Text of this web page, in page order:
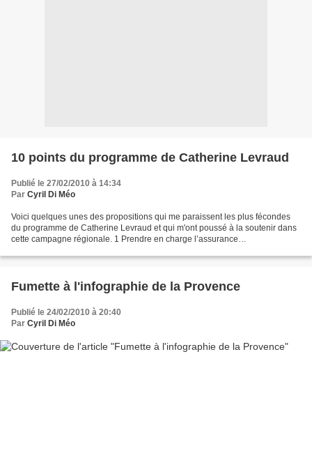
10 points du programme de Catherine Levraud
Publié le 27/02/2010 à 14:34
Par Cyril Di Méo
Voici quelques unes des propositions qui me paraissent les plus fécondes
du programme de Catherine Levraud et qui m'ont poussé à la soutenir dans
cette campagne régionale. 1 Prendre en charge l’assurance
Fumette à l'infographie de la Provence
Publié le 24/02/2010 à 20:40
Par Cyril Di Méo